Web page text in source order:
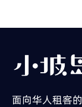
面向华人租客